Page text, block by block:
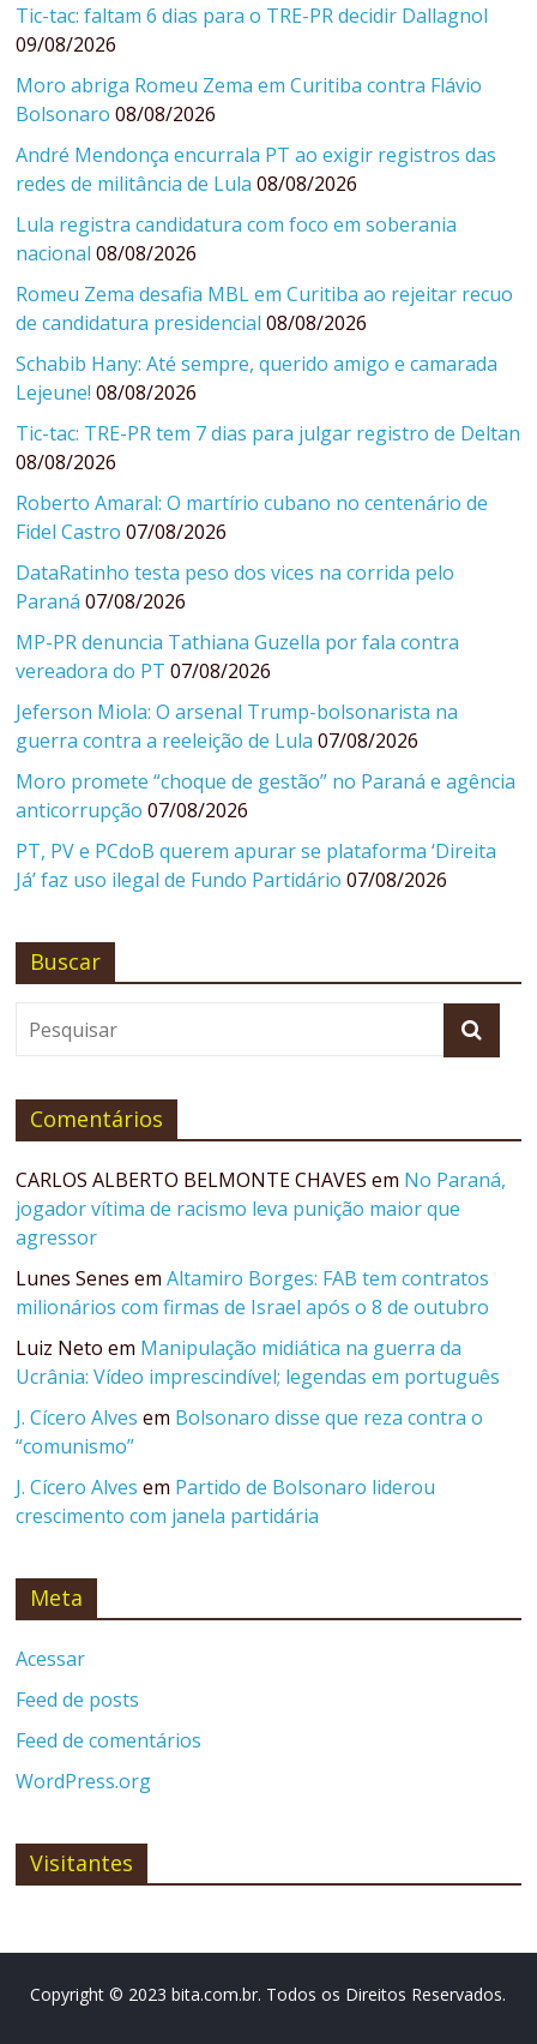
Tic-tac: faltam 6 dias para o TRE-PR decidir Dallagnol
09/08/2026
Moro abriga Romeu Zema em Curitiba contra Flávio
Bolsonaro 08/08/2026
André Mendonça encurrala PT ao exigir registros das
redes de militância de Lula 08/08/2026
Lula registra candidatura com foco em soberania
nacional 08/08/2026
Romeu Zema desafia MBL em Curitiba ao rejeitar recuo
de candidatura presidencial 08/08/2026
Schabib Hany: Até sempre, querido amigo e camarada
Lejeune! 08/08/2026
Tic-tac: TRE-PR tem 7 dias para julgar registro de Deltan
08/08/2026
Roberto Amaral: O martírio cubano no centenário de
Fidel Castro 07/08/2026
DataRatinho testa peso dos vices na corrida pelo
Paraná 07/08/2026
MP-PR denuncia Tathiana Guzella por fala contra
vereadora do PT 07/08/2026
Jeferson Miola: O arsenal Trump-bolsonarista na
guerra contra a reeleição de Lula 07/08/2026
Moro promete “choque de gestão” no Paraná e agência
anticorrupção 07/08/2026
PT, PV e PCdoB querem apurar se plataforma ‘Direita
Já’ faz uso ilegal de Fundo Partidário 07/08/2026
Buscar
Comentários
CARLOS ALBERTO BELMONTE CHAVES em No Paraná,
jogador vítima de racismo leva punição maior que
agressor
Lunes Senes emAltamiro Borges: FAB tem contratos
milionários com firmas de Israel após o 8 de outubro
Luiz Neto em Manipulação midiática na guerra da
Ucrânia: Vídeo imprescindível; legendas em português
J. Cícero Alves em Bolsonaro disse que reza contra o
“comunismo”
J. Cícero Alves em Partido de Bolsonaro liderou
crescimento com janela partidária
Meta
Acessar
Feed de posts
Feed de comentários
WordPress.org
Visitantes
Copyright © 2023 bita.com.br. Todos os Direitos Reservados.